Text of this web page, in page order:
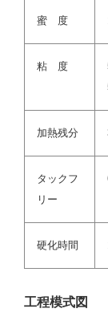
蜜 度
粘 度
加熱残分
タックフ
リー
硬化時間
工程模式図